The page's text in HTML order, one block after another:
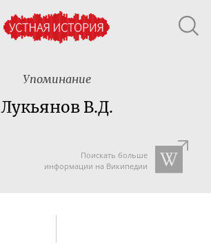
Упоминание
Лукьянов В.Д.
Поискать больше
информации на Википедии